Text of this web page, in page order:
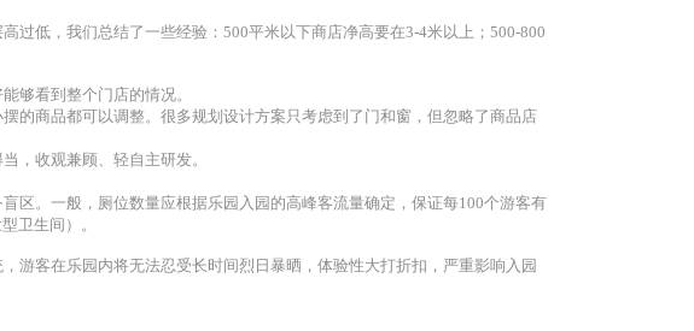
过低，我们总结了一些经验：500平米以下商店净高要在3-4米以上；500-800
够看到整个门店的情况。
的商品都可以调整。很多规划设计方案只考虑到了门和窗，但忽略了商品店
，收观兼顾、轻自主研发。
区。一般，厕位数量应根据乐园入园的高峰客流量确定，保证每100个游客有
卫生间）。
游客在乐园内将无法忍受长时间烈日暴晒，体验性大打折扣，严重影响入园